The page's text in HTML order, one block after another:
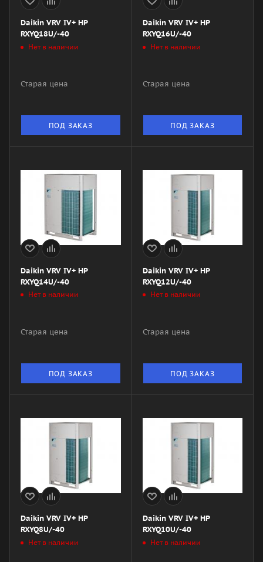
Daikin VRV IV+ HP
RXYQ18U/-40
Нет в наличии
Старая цена
ПОД ЗАКАЗ
Daikin VRV IV+ HP
RXYQ16U/-40
Нет в наличии
Старая цена
ПОД ЗАКАЗ
Daikin VRV IV+ HP
RXYQ14U/-40
Нет в наличии
Старая цена
ПОД ЗАКАЗ
Daikin VRV IV+ HP
RXYQ12U/-40
Нет в наличии
Старая цена
ПОД ЗАКАЗ
Daikin VRV IV+ HP
RXYQ8U/-40
Нет в наличии
Daikin VRV IV+ HP
RXYQ10U/-40
Нет в наличии